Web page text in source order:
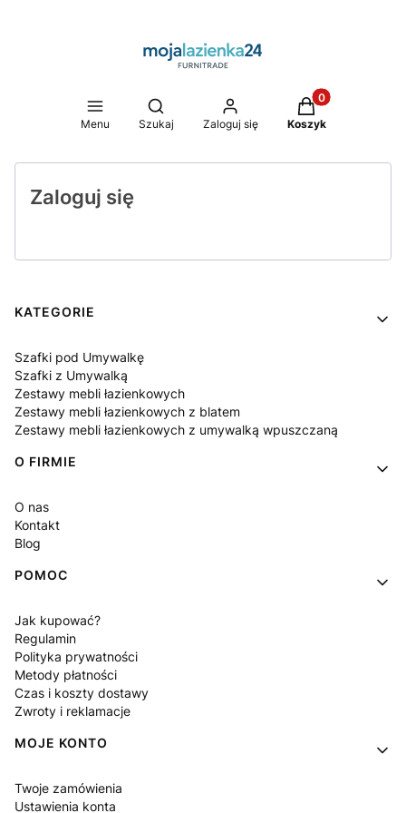
Menu
Otwórz wyszukiwarkę
Szukaj Zaloguj się
Produkty w
Koszyk
Zaloguj się
Linki w stopce
KATEGORIE
Szafki pod Umywalkę
Szafki z Umywalką
Zestawy mebli łazienkowych
Zestawy mebli łazienkowych z blatem
Zestawy mebli łazienkowych z umywalką wpuszczaną
O FIRMIE
O nas
Kontakt
Blog
POMOC
Jak kupować?
Regulamin
Polityka prywatności
Metody płatności
Czas i koszty dostawy
Zwroty i reklamacje
MOJE KONTO
Twoje zamówienia
Ustawienia konta